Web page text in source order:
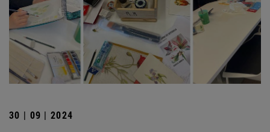
30 | 09 | 2024